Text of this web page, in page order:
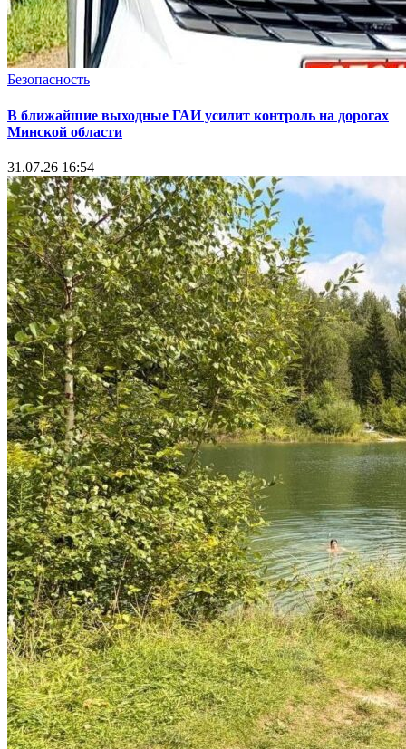
Безопасность
В ближайшие выходные ГАИ усилит контроль на дорогах
Минской области
31.07.26 16:54